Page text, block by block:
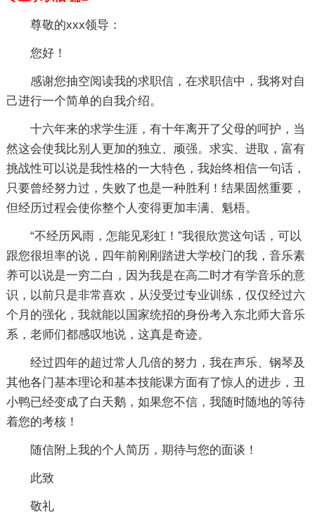
尊敬的xxx领导：
您好！
感谢您抽空阅读我的求职信，在求职信中，我将对自
己进行一个简单的自我介绍。
十六年来的求学生涯，有十年离开了父母的呵护，当
然这会使我比别人更加的独立、顽强。求实、进取，富有
挑战性可以说是我性格的一大特色，我始终相信一句话，
只要曾经努力过，失败了也是一种胜利！结果固然重要，
但经历过程会使你整个人变得更加丰满、魁梧。
“不经历风雨，怎能见彩虹！”我很欣赏这句话，可以
跟您很坦率的说，四年前刚刚踏进大学校门的我，音乐素
养可以说是一穷二白，因为我是在高二时才有学音乐的意
识，以前只是非常喜欢，从没受过专业训练，仅仅经过六
个月的强化，我就能以国家统招的身份考入东北师大音乐
系，老师们都感叹地说，这真是奇迹。
经过四年的超过常人几倍的努力，我在声乐、钢琴及
其他各门基本理论和基本技能课方面有了惊人的进步，丑
小鸭已经变成了白天鹅，如果您不信，我随时随地的等待
着您的考核！
随信附上我的个人简历，期待与您的面谈！
此致
敬礼